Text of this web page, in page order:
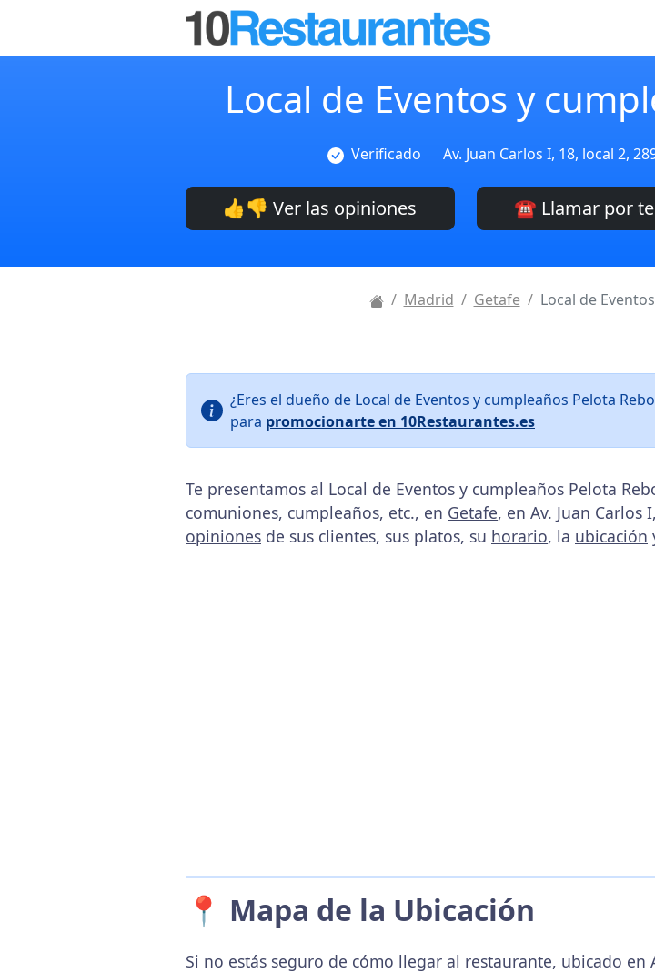
Local de Eventos y
Verificado Av. Juan Carlos I, 18, local 2,
👍👎 Ver las opiniones ☎️ Llamar por
Madrid Getafe Local de
¿Eres el dueño de Local de Eventos y cumpleaños Pelota
para promocionarte en 10Restaurantes.es
Te presentamos al Local de Eventos y cumpleaños Pelota
comuniones, cumpleaños, etc., en Getafe, en Av. Juan Carlos
opiniones de sus clientes, sus platos, su horario, la ubicación
📍 Mapa de la Ubicación
Si no estás seguro de cómo llegar al restaurante, ubicado en